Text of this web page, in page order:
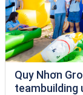
Quy Nhơn
teambuilding